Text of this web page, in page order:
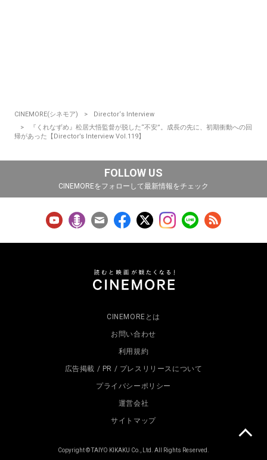
CINEMORE(シネモア)
Director‘s Interview
『くれなずめ』松居大悟監督が脱した“不安”。成長の先に、初期衝動への回
帰があった【Director’s Interview Vol.119】
FOLLOW US
CINEMOREをフォローして最新情報をチェック
CINEMOREとは
お問い合わせ
利用規約
広告掲載 / PR / プレスリリースについて
プライバシーポリシー
運営会社
サイトマップ
Copyright © TAIYO KIKAKU Co., Ltd. All Rights Reserved.